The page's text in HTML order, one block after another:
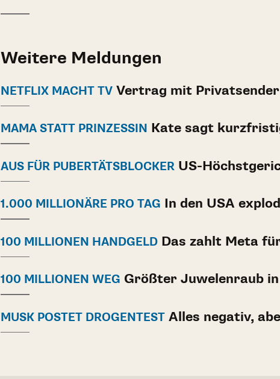
Weitere Meldungen
NETFLIX MACHT TV Vertrag mit
MAMA STATT PRINZESSIN Kate sagt
AUS FÜR PUBERTÄTSBLOCKER US-
1.000 MILLIONÄRE PRO TAG In den USA
100 MILLIONEN HANDGELD Das zahlt Meta
100 MILLIONEN WEG Größter Juwelenraub
MUSK POSTET DROGENTEST Alles negativ,